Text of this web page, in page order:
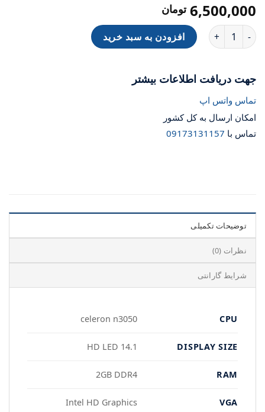
6,500,000 تومان
HP 14-AC151 عدد افزودن به سبد خرید
جهت دریافت اطلاعات بیشتر
تماس واتس اپ
امکان ارسال به کل کشور
تماس با 09173131157
توضیحات تکمیلی
نظرات (0)
شرایط گارانتی
CPU
celeron n3050
DISPLAY SIZE
14.1 HD LED
RAM
2GB DDR4
VGA
Intel HD Graphics